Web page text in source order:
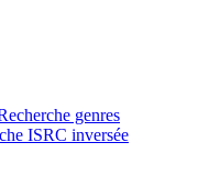
genres
ISRC inversée